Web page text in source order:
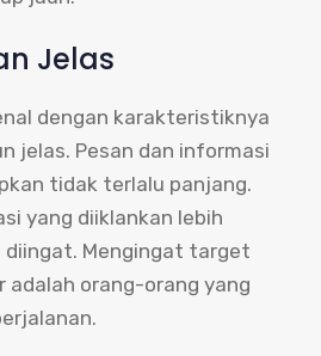
Jelas
dengan karakteristiknya
jelas. Pesan dan informasi
tidak terlalu panjang.
yang diiklankan lebih
diingat. Mengingat target
adalah orang-orang yang